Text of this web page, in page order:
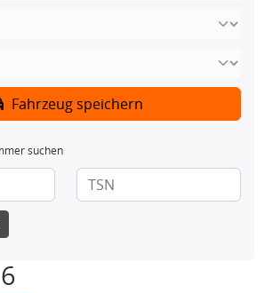
Fahrzeug speichern
suchen